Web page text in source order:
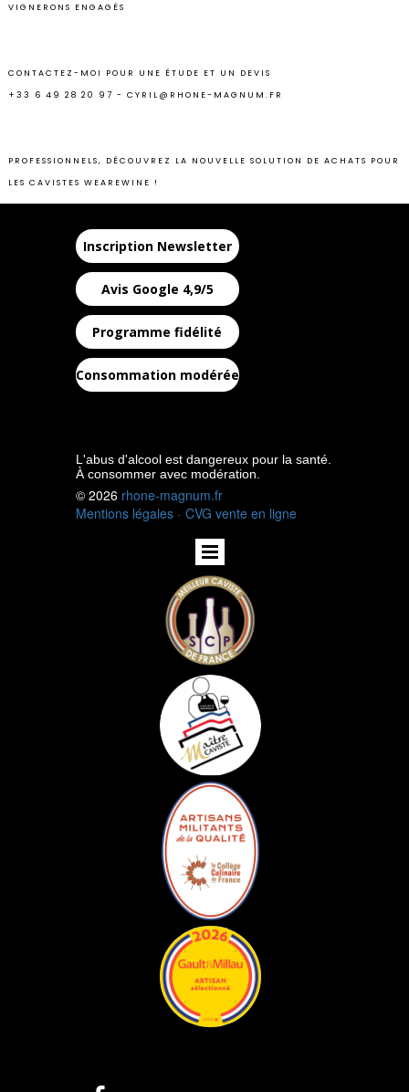
VIGNERONS ENGAGÉS
CONTACTEZ-MOI POUR UNE ÉTUDE ET UN DEVIS
+33 6 49 28 20 97 - CYRIL@RHONE-MAGNUM.FR
PROFESSIONNELS, DÉCOUVREZ LA NOUVELLE SOLUTION DE ACHATS POUR
LES CAVISTES WEAREWINE !
Inscription Newsletter
Avis Google 4,9/5
Programme fidélité
Consommation modérée
L'abus d'alcool est dangereux pour la santé.
À consommer avec modération.
© 2026 rhone-magnum.fr
Mentions légales- CVG vente en ligne